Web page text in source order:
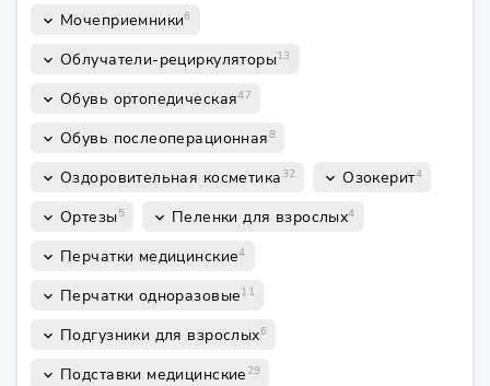
keyboard_arrow_down Мочеприемники6
keyboard_arrow_down Облучатели-рециркуляторы13
keyboard_arrow_down Обувь ортопедическая47
keyboard_arrow_down Обувь послеоперационная8
keyboard_arrow_down Оздоровительная косметика 32 keyboard_arrow_down Озокерит4
keyboard_arrow_down Ортезы 5 keyboard_arrow_down Пеленки для взрослых4
keyboard_arrow_down Перчатки медицинские4
keyboard_arrow_down Перчатки одноразовые11
keyboard_arrow_down Подгузники для взрослых6
keyboard_arrow_down Подставки медицинские 29